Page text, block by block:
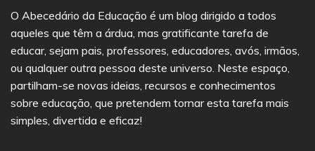
O Abecedário da Educação é um blog dirigido a todos
aqueles que têm a árdua, mas gratificante tarefa de
educar, sejam pais, professores, educadores, avós, irmãos,
ou qualquer outra pessoa deste universo. Neste espaço,
partilham-se novas ideias, recursos e conhecimentos
sobre educação, que pretendem tornar esta tarefa mais
simples, divertida e eficaz!